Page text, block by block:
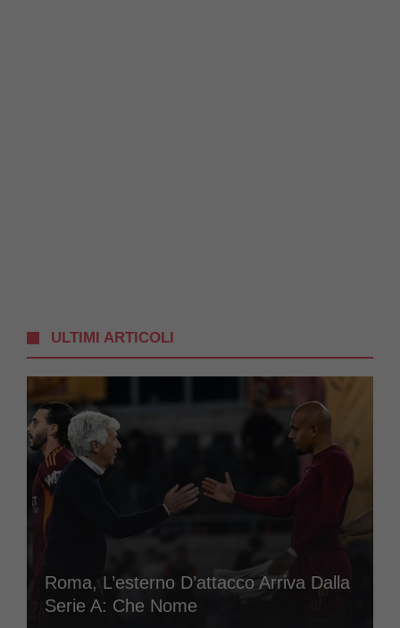
ULTIMI ARTICOLI
Roma, L’esterno D’attacco Arriva Dalla
Serie A: Che Nome